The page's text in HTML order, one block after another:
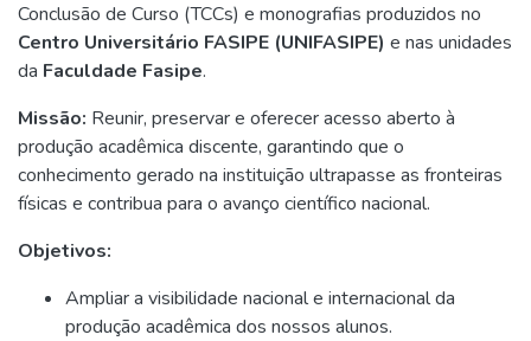
Conclusão de Curso (TCCs) e monografias produzidos no
Centro Universitário FASIPE (UNIFASIPE) e nas unidades
da Faculdade Fasipe.
Missão: Reunir, preservar e oferecer acesso aberto à
produção acadêmica discente, garantindo que o
conhecimento gerado na instituição ultrapasse as fronteiras
físicas e contribua para o avanço científico nacional.
Objetivos:
Ampliar a visibilidade nacional e internacional da
produção acadêmica dos nossos alunos.